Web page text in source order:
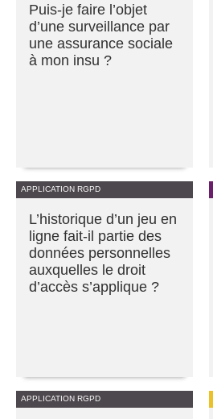
Puis-je faire l’objet
d’une surveillance par
une assurance sociale
à mon insu ?
APPLICATION RGPD
L’historique d’un jeu en
ligne fait-il partie des
données personnelles
auxquelles le droit
d’accès s’applique ?
APPLICATION RGPD